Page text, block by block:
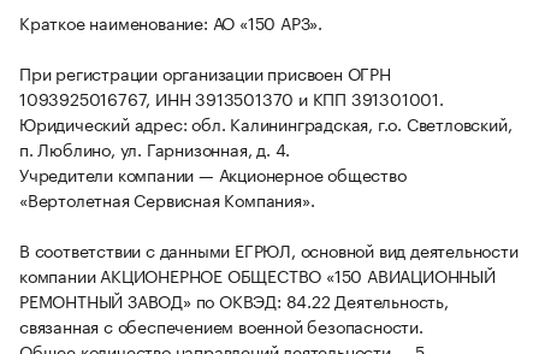
Краткое наименование: АО «150 АРЗ».
При регистрации организации присвоен ОГРН
1093925016767, ИНН 3913501370 и КПП 391301001.
Юридический адрес: обл. Калининградская, г.о. Светловский,
п. Люблино, ул. Гарнизонная, д. 4.
Учредители компании — Акционерное общество
«Вертолетная Сервисная Компания».
В соответствии с данными ЕГРЮЛ, основной вид деятельности
компании АКЦИОНЕРНОЕ ОБЩЕСТВО «150 АВИАЦИОННЫЙ
РЕМОНТНЫЙ ЗАВОД» по ОКВЭД: 84.22 Деятельность,
связанная с обеспечением военной безопасности.